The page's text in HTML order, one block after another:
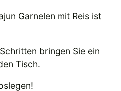
Garnelen mit Reis ist
bringen Sie ein
Tisch.